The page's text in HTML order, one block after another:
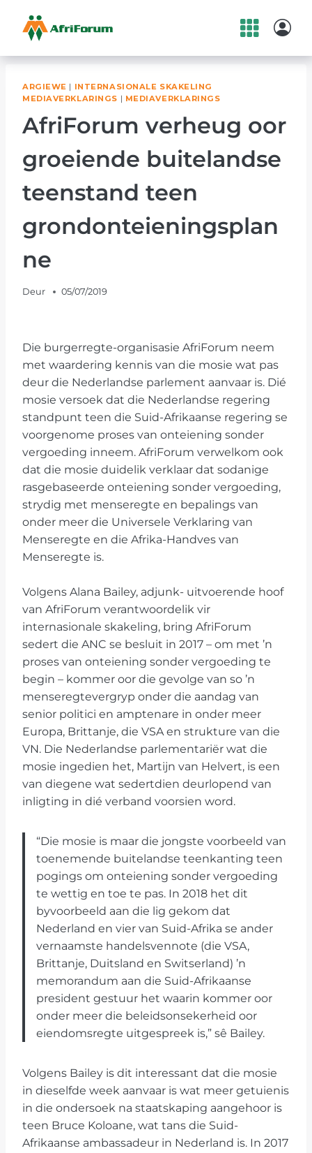
contentARGIEWE | INTERNASIONALE SKAKELING
MEDIAVERKLARINGS | MEDIAVERKLARINGS
AfriForum verheug oor
groeiende buitelandse
teenstand teen
grondonteieningsplan
ne
Deur 05/07/2019
Die burgerregte-organisasie AfriForum neem
met waardering kennis van die mosie wat pas
deur die Nederlandse parlement aanvaar is. Dié
mosie versoek dat die Nederlandse regering
standpunt teen die Suid-Afrikaanse regering se
voorgenome proses van onteiening sonder
vergoeding inneem. AfriForum verwelkom ook
dat die mosie duidelik verklaar dat sodanige
rasgebaseerde onteiening sonder vergoeding,
strydig met menseregte en bepalings van
onder meer die Universele Verklaring van
Menseregte en die Afrika-Handves van
Menseregte is.
Volgens Alana Bailey, adjunk- uitvoerende hoof
van AfriForum verantwoordelik vir
internasionale skakeling, bring AfriForum
sedert die ANC se besluit in 2017 – om met ’n
proses van onteiening sonder vergoeding te
begin – kommer oor die gevolge van so ’n
menseregtevergryp onder die aandag van
senior politici en amptenare in onder meer
Europa, Brittanje, die VSA en strukture van die
VN. Die Nederlandse parlementariër wat die
mosie ingedien het, Martijn van Helvert, is een
van diegene wat sedertdien deurlopend van
inligting in dié verband voorsien word.
“Die mosie is maar die jongste voorbeeld van
toenemende buitelandse teenkanting teen
pogings om onteiening sonder vergoeding
te wettig en toe te pas. In 2018 het dit
byvoorbeeld aan die lig gekom dat
Nederland en vier van Suid-Afrika se ander
vernaamste handelsvennote (die VSA,
Brittanje, Duitsland en Switserland) ’n
memorandum aan die Suid-Afrikaanse
president gestuur het waarin kommer oor
onder meer die beleidsonsekerheid oor
eiendomsregte uitgespreek is,” sê Bailey.
Volgens Bailey is dit interessant dat die mosie
in dieselfde week aanvaar is wat meer getuienis
in die ondersoek na staatskaping aangehoor is
teen Bruce Koloane, wat tans die Suid-
Afrikaanse ambassadeur in Nederland is. In 2017